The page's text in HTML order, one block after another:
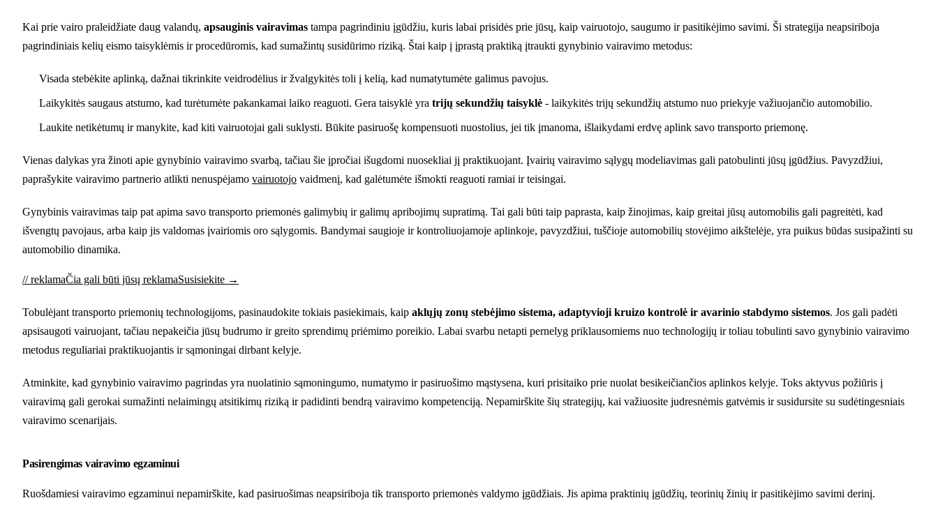
Kai prie vairo praleidžiate daug valandų, apsauginis vairavimas tampa pagrindiniu įgūdžiu, kuris labai prisidės prie jūsų, kaip vairuotojo, saugumo ir pasitikėjimo savimi. Ši strategija neapsiriboja
pagrindiniais kelių eismo taisyklėmis ir procedūromis, kad sumažintų susidūrimo riziką. Štai kaip į įprastą praktiką įtraukti gynybinio vairavimo metodus:
Visada stebėkite aplinką, dažnai tikrinkite veidrodėlius ir žvalgykitės toli į kelią, kad numatytumėte galimus pavojus.
Laikykitės saugaus atstumo, kad turėtumėte pakankamai laiko reaguoti. Gera taisyklė yra trijų sekundžių taisyklė - laikykitės trijų sekundžių atstumo nuo priekyje važiuojančio automobilio.
Laukite netikėtumų ir manykite, kad kiti vairuotojai gali suklysti. Būkite pasiruošę kompensuoti nuostolius, jei tik įmanoma, išlaikydami erdvę aplink savo transporto priemonę.
Vienas dalykas yra žinoti apie gynybinio vairavimo svarbą, tačiau šie įpročiai išugdomi nuosekliai jį praktikuojant. Įvairių vairavimo sąlygų modeliavimas gali patobulinti jūsų įgūdžius. Pavyzdžiui,
paprašykite vairavimo partnerio atlikti nenuspėjamo vairuotojo vaidmenį, kad galėtumėte išmokti reaguoti ramiai ir teisingai.
Gynybinis vairavimas taip pat apima savo transporto priemonės galimybių ir galimų apribojimų supratimą. Tai gali būti taip paprasta, kaip žinojimas, kaip greitai jūsų automobilis gali pagreitėti, kad
išvengtų pavojaus, arba kaip jis valdomas įvairiomis oro sąlygomis. Bandymai saugioje ir kontroliuojamoje aplinkoje, pavyzdžiui, tuščioje automobilių stovėjimo aikštelėje, yra puikus būdas susipažinti su
automobilio dinamika.
// reklamaČia gali būti jūsų reklamaSusisiekite →
Tobulėjant transporto priemonių technologijoms, pasinaudokite tokiais pasiekimais, kaip aklųjų zonų stebėjimo sistema, adaptyvioji kruizo kontrolė ir avarinio stabdymo sistemos. Jos gali padėti
apsisaugoti vairuojant, tačiau nepakeičia jūsų budrumo ir greito sprendimų priėmimo poreikio. Labai svarbu netapti pernelyg priklausomiems nuo technologijų ir toliau tobulinti savo gynybinio vairavimo
metodus reguliariai praktikuojantis ir sąmoningai dirbant kelyje.
Atminkite, kad gynybinio vairavimo pagrindas yra nuolatinio sąmoningumo, numatymo ir pasiruošimo mąstysena, kuri prisitaiko prie nuolat besikeičiančios aplinkos kelyje. Toks aktyvus požiūris į
vairavimą gali gerokai sumažinti nelaimingų atsitikimų riziką ir padidinti bendrą vairavimo kompetenciją. Nepamirškite šių strategijų, kai važiuosite judresnėmis gatvėmis ir susidursite su sudėtingesniais
vairavimo scenarijais.
Pasirengimas vairavimo egzaminui
Ruošdamiesi vairavimo egzaminui nepamirškite, kad pasiruošimas neapsiriboja tik transporto priemonės valdymo įgūdžiais. Jis apima praktinių įgūdžių, teorinių žinių ir pasitikėjimo savimi derinį.